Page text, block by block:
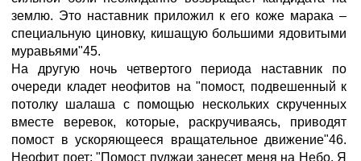
землю. Это наставник приложил к его коже марака –
специальную циновку, кишащую большими ядовитыми
муравьями"45.
На другую ночь четвертого периода наставник по
очереди кладет неофитов на "помост, подвешенный к
потолку шалаша с помощью нескольких скрученных
вместе веревок, которые, раскручиваясь, приводят
помост в ускоряющееся вращательное движение"46.
Неофит поет: "Помост пуджаи занесет меня на Небо. Я